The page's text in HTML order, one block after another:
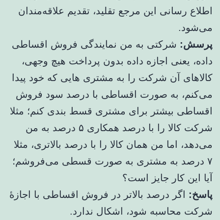
اطلاع رسانی این مرجع تقلید، تقدیم علاقه‌مندان
می‌شود.
پرسش: شرکتی به من نمایندگی فروش اقساطی
داده، یعنی اجازه داده بدون پرداخت هیچ وجهی،
کالاهای آن شرکت را به مشتری هایی که خود پیدا
می‌کنم، به صورت اقساطی با درصد سود فروش
اقساطی بیشتر برای مشتری قسط بندی کنم؛ مثلا
شرکت کالا را با درصد همکاری ۵ درصد به من
می‌دهد، اما من همان کالا را با درصد بالاتری، مثلا
۷ درصد به مشتری به صورت قسطی می‌فروشم؛
آیا این کار جایز است؟
پاسخ: اگر درصد بالاتر در فروش اقساطی با اجازۀ
شرکت محاسبه شود، اشکال ندارد.